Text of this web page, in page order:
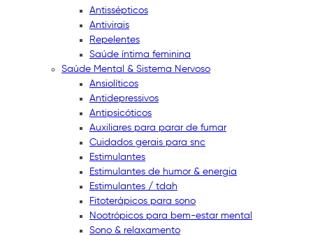
Antissépticos
Antivirais
Repelentes
Saúde íntima feminina
Saúde Mental & Sistema Nervoso
Ansiolíticos
Antidepressivos
Antipsicóticos
Auxiliares para parar de fumar
Cuidados gerais para snc
Estimulantes
Estimulantes de humor & energia
Estimulantes / tdah
Fitoterápicos para sono
Nootrópicos para bem-estar mental
Sono & relaxamento